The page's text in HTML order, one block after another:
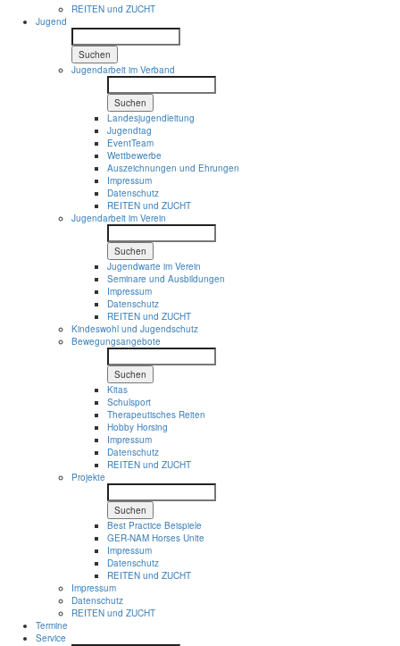
REITEN und ZUCHT
Jugend
Suchen
Jugendarbeit im Verband
Suchen
Landesjugendleitung
Jugendtag
EventTeam
Wettbewerbe
Auszeichnungen und Ehrungen
Impressum
Datenschutz
REITEN und ZUCHT
Jugendarbeit im Verein
Suchen
Jugendwarte im Verein
Seminare und Ausbildungen
Impressum
Datenschutz
REITEN und ZUCHT
Kindeswohl und Jugendschutz
Bewegungsangebote
Suchen
Kitas
Schulsport
Therapeutisches Reiten
Hobby Horsing
Impressum
Datenschutz
REITEN und ZUCHT
Projekte
Suchen
Best Practice Beispiele
GER-NAM Horses Unite
Impressum
Datenschutz
REITEN und ZUCHT
Impressum
Datenschutz
REITEN und ZUCHT
Termine
Service